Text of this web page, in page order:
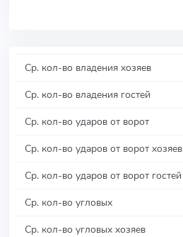
Ср. кол-во владения хозяев
Ср. кол-во владения гостей
Ср. кол-во ударов от ворот
Ср. кол-во ударов от ворот хозяев
Ср. кол-во ударов от ворот гостей
Ср. кол-во угловых
Ср. кол-во угловых хозяев